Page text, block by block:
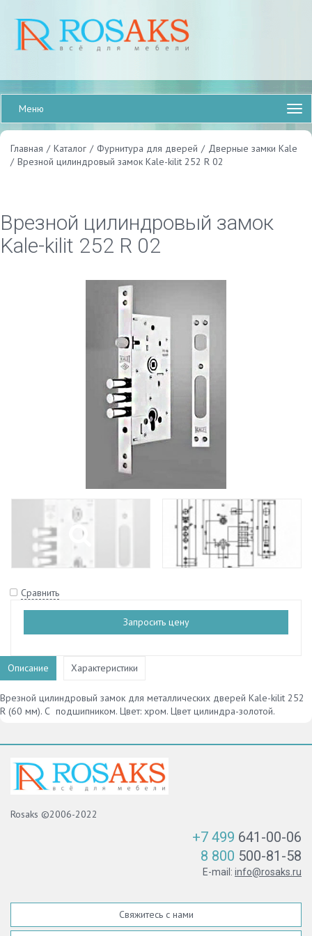
Меню
Главная / Каталог / Фурнитура для дверей / Дверные замки Kale
/ Врезной цилиндровый замок Kale-kilit 252 R 02
Врезной цилиндровый замок
Kale-kilit 252 R 02
Сравнить
Запросить цену
Описание Характеристики
Врезной цилиндровый замок для металлических дверей Kale-kilit 252
R (60 мм). С подшипником. Цвет: хром. Цвет цилиндра-золотой.
Rosaks ©2006-2022
+7 499 641-00-06
8 800 500-81-58
E-mail: info@rosaks.ru
Свяжитесь с нами